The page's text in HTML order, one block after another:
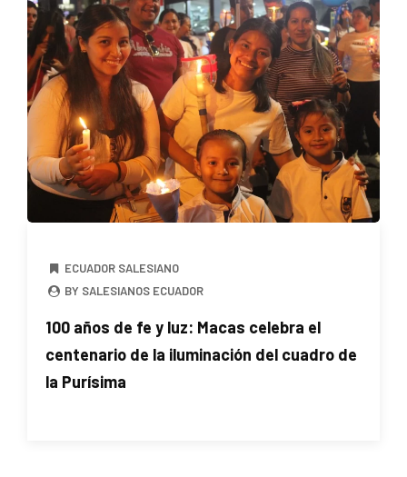
ECUADOR SALESIANO
BY SALESIANOS ECUADOR
100 años de fe y luz: Macas celebra el
centenario de la iluminación del cuadro de
la Purísima